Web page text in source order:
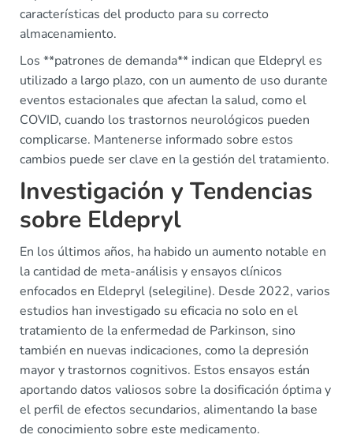
características del producto para su correcto
almacenamiento.
Los **patrones de demanda** indican que Eldepryl es
utilizado a largo plazo, con un aumento de uso durante
eventos estacionales que afectan la salud, como el
COVID, cuando los trastornos neurológicos pueden
complicarse. Mantenerse informado sobre estos
cambios puede ser clave en la gestión del tratamiento.
Investigación y Tendencias
sobre Eldepryl
En los últimos años, ha habido un aumento notable en
la cantidad de meta-análisis y ensayos clínicos
enfocados en Eldepryl (selegiline). Desde 2022, varios
estudios han investigado su eficacia no solo en el
tratamiento de la enfermedad de Parkinson, sino
también en nuevas indicaciones, como la depresión
mayor y trastornos cognitivos. Estos ensayos están
aportando datos valiosos sobre la dosificación óptima y
el perfil de efectos secundarios, alimentando la base
de conocimiento sobre este medicamento.